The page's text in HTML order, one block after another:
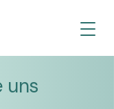
uns